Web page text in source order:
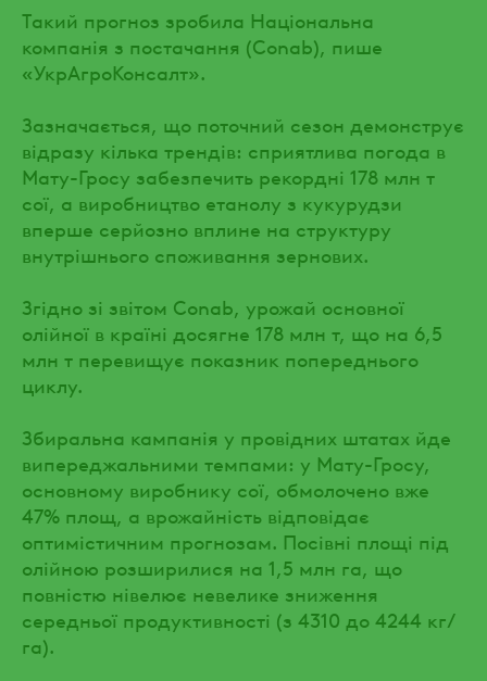
Такий прогноз зробила Національна
компанія з постачання (Conab), пише
«УкрАгроКонсалт».
Зазначається, що поточний сезон демонструє
відразу кілька трендів: сприятлива погода в
Мату-Гросу забезпечить рекордні 178 млн т
сої, а виробництво етанолу з кукурудзи
вперше серйозно вплине на структуру
внутрішнього споживання зернових.
Згідно зі звітом Conab, урожай основної
олійної в країні досягне 178 млн т, що на 6,5
млн т перевищує показник попереднього
циклу.
Збиральна кампанія у провідних штатах йде
випереджальними темпами: у Мату-Гросу,
основному виробнику сої, обмолочено вже
47% площ, а врожайність відповідає
оптимістичним прогнозам. Посівні площі під
олійною розширилися на 1,5 млн га, що
повністю нівелює невелике зниження
середньої продуктивності (з 4310 до 4244 кг/
га).